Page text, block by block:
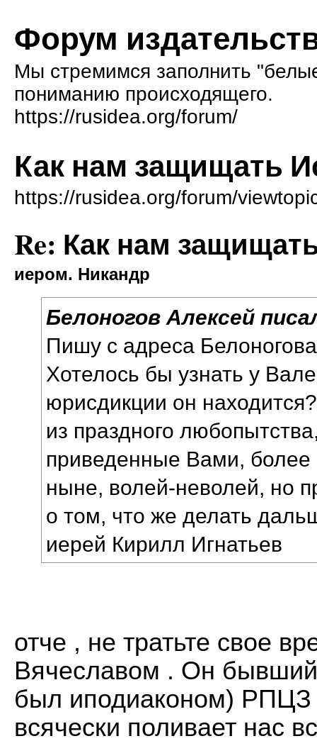
Форум
Мы стремимся заполнить
пониманию происходящего.
https://rusidea.org/forum/
Как нам защищать
https://rusidea.org/forum/
Re: Как нам
иером. Никандр
Белоногов Алексей
Пишу с адреса
Хотелось бы узнать у
юрисдикции он
из праздного
приведенные Вами,
ныне, волей-неволей, но
о том, что же делать
иерей Кирилл Игнатьев
отче , не тратьте свое
Вячеславом . Он
был иподиаконом)
всячески поливает нас